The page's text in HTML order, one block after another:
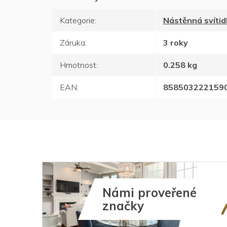
Kategorie: Nástěnná
Záruka: 3 roky
Hmotnost: 0.258 kg
EAN:
Námi proveřené
značky